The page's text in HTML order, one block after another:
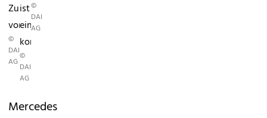
Zukunft
vorgestellt.
©
DAIMLER
AG
ist
ein
kontinuierlicher...
©
DAIMLER
AG
©
DAIMLER
AG
Mercedes